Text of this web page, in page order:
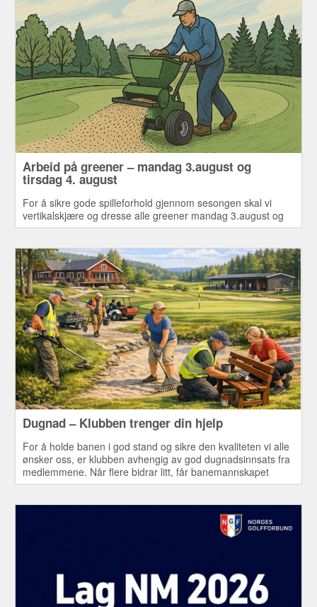
Arbeid på greener – mandag 3.august og
tirsdag 4. august
For å sikre gode spilleforhold gjennom sesongen skal vi
vertikalskjære og dresse alle greener mandag 3.august og
tirsdag 4. august.
Dugnad – Klubben trenger din hjelp
For å holde banen i god stand og sikre den kvaliteten vi alle
ønsker oss, er klubben avhengig av god dugnadsinnsats fra
medlemmene. Når flere bidrar litt, får banemannskapet
bedre tid til de viktigste oppgavene – blant annet pleie av